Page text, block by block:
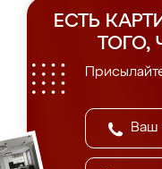
ЕСТЬ
ТОГО,